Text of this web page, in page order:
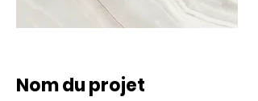
Nom du projet